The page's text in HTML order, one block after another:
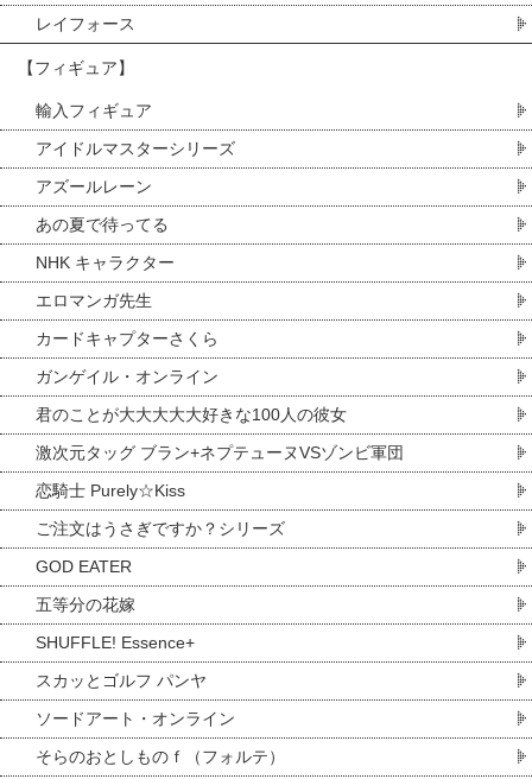
レイフォース
【フィギュア】
輸入フィギュア
アイドルマスターシリーズ
アズールレーン
あの夏で待ってる
NHK キャラクター
エロマンガ先生
カードキャプターさくら
ガンゲイル・オンライン
君のことが大大大大大好きな100人の彼女
激次元タッグ ブラン+ネプテューヌVSゾンビ軍団
恋騎士 Purely☆Kiss
ご注文はうさぎですか？シリーズ
GOD EATER
五等分の花嫁
SHUFFLE! Essence+
スカッとゴルフ パンヤ
ソードアート・オンライン
そらのおとしものｆ（フォルテ）